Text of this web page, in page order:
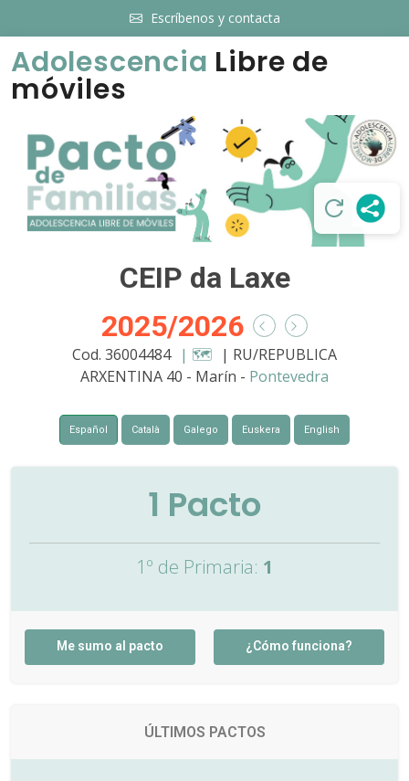
Escríbenos y contacta
Adolescencia Libre de
móviles
CEIP da Laxe
2025/2026
Cod. 36004484 | 🗺️ | RU/REPUBLICA
ARXENTINA 40 - Marín - Pontevedra
Español Català Galego Euskera English
1 Pacto
1º de Primaria: 1
Me sumo al pacto ¿Cómo funciona?
ÚLTIMOS PACTOS